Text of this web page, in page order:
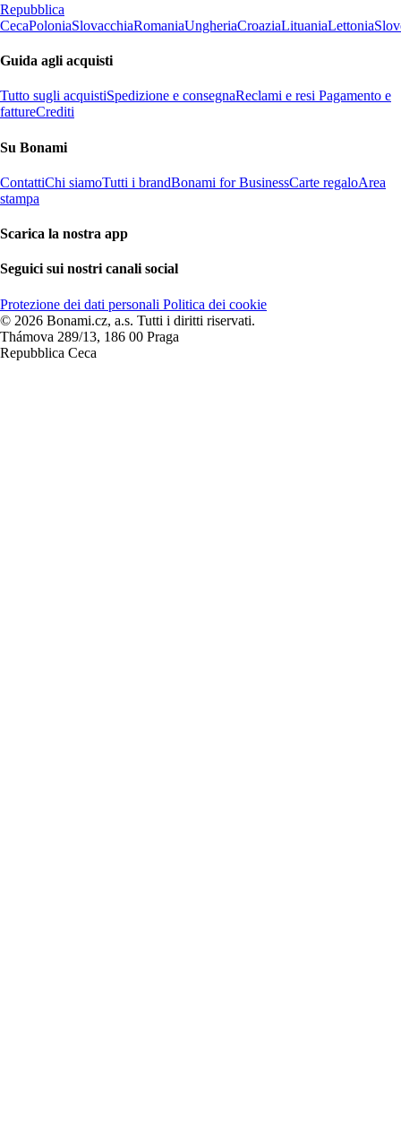
Repubblica
CecaPoloniaSlovacchiaRomaniaUngheriaCroaziaLituaniaLettonia
Guida agli acquisti
Tutto sugli acquistiSpedizione e consegnaReclami e resi Pagamento e
fattureCrediti
Su Bonami
ContattiChi siamoTutti i brandBonami for BusinessCarte regaloArea
stampa
Scarica la nostra app
Seguici sui nostri canali social
Protezione dei dati personali Politica dei cookie
© 2026 Bonami.cz, a.s. Tutti i diritti riservati.
Thámova 289/13, 186 00 Praga
Repubblica Ceca